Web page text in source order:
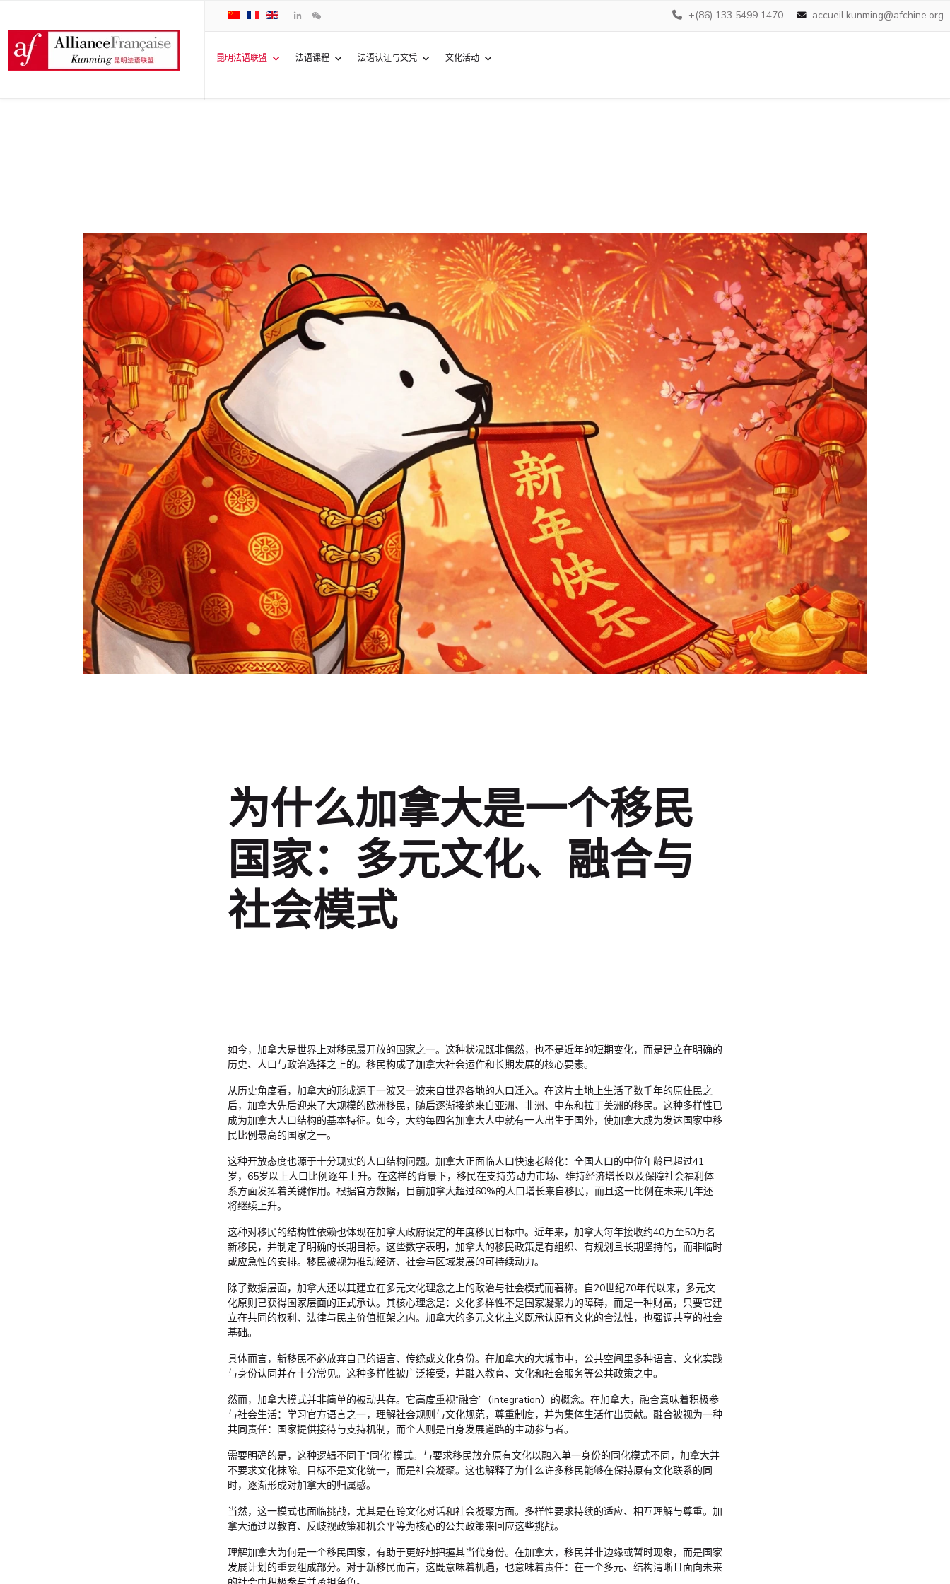
+(86) 133 5499 1470 accueil.kunming@afchine.org
昆明法语联盟 法语课程 法语认证与文凭 文化活动
为什么加拿大是一个移民
国家：多元文化、融合与
社会模式
如今，加拿大是世界上对移民最开放的国家之一。这种状况既非偶然，也不是近年的短期变化，而是建立在明确的
历史、人口与政治选择之上的。移民构成了加拿大社会运作和长期发展的核心要素。
从历史角度看，加拿大的形成源于一波又一波来自世界各地的人口迁入。在这片土地上生活了数千年的原住民之
后，加拿大先后迎来了大规模的欧洲移民，随后逐渐接纳来自亚洲、非洲、中东和拉丁美洲的移民。这种多样性已
成为加拿大人口结构的基本特征。如今，大约每四名加拿大人中就有一人出生于国外，使加拿大成为发达国家中移
民比例最高的国家之一。
这种开放态度也源于十分现实的人口结构问题。加拿大正面临人口快速老龄化：全国人口的中位年龄已超过41
岁，65岁以上人口比例逐年上升。在这样的背景下，移民在支持劳动力市场、维持经济增长以及保障社会福利体
系方面发挥着关键作用。根据官方数据，目前加拿大超过60%的人口增长来自移民，而且这一比例在未来几年还
将继续上升。
这种对移民的结构性依赖也体现在加拿大政府设定的年度移民目标中。近年来，加拿大每年接收约40万至50万名
新移民，并制定了明确的长期目标。这些数字表明，加拿大的移民政策是有组织、有规划且长期坚持的，而非临时
或应急性的安排。移民被视为推动经济、社会与区域发展的可持续动力。
除了数据层面，加拿大还以其建立在多元文化理念之上的政治与社会模式而著称。自20世纪70年代以来，多元文
化原则已获得国家层面的正式承认。其核心理念是：文化多样性不是国家凝聚力的障碍，而是一种财富，只要它建
立在共同的权利、法律与民主价值框架之内。加拿大的多元文化主义既承认原有文化的合法性，也强调共享的社会
基础。
具体而言，新移民不必放弃自己的语言、传统或文化身份。在加拿大的大城市中，公共空间里多种语言、文化实践
与身份认同并存十分常见。这种多样性被广泛接受，并融入教育、文化和社会服务等公共政策之中。
然而，加拿大模式并非简单的被动共存。它高度重视“融合”（integration）的概念。在加拿大，融合意味着积极参
与社会生活：学习官方语言之一，理解社会规则与文化规范，尊重制度，并为集体生活作出贡献。融合被视为一种
共同责任：国家提供接待与支持机制，而个人则是自身发展道路的主动参与者。
需要明确的是，这种逻辑不同于“同化”模式。与要求移民放弃原有文化以融入单一身份的同化模式不同，加拿大并
不要求文化抹除。目标不是文化统一，而是社会凝聚。这也解释了为什么许多移民能够在保持原有文化联系的同
时，逐渐形成对加拿大的归属感。
当然，这一模式也面临挑战，尤其是在跨文化对话和社会凝聚方面。多样性要求持续的适应、相互理解与尊重。加
拿大通过以教育、反歧视政策和机会平等为核心的公共政策来回应这些挑战。
理解加拿大为何是一个移民国家，有助于更好地把握其当代身份。在加拿大，移民并非边缘或暂时现象，而是国家
发展计划的重要组成部分。对于新移民而言，这既意味着机遇，也意味着责任：在一个多元、结构清晰且面向未来